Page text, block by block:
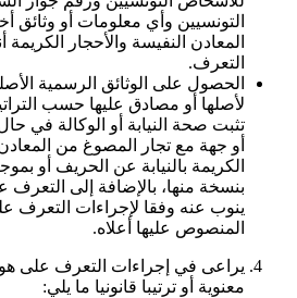
التونسيين وأي معلومات أو
المعادن النفيسة والأحجار الكريمة
التعرف.
الحصول على الوثائق الرسمية
لأصلها أو مصادق عليها حسب
تثبت صحة النيابة أو الوكالة
أو جهة مع تجار المصوغ من المعادن
الكريمة بالنيابة عن الحريف أو
بنسخة منها، بالإضافة إلى
ينوب عنه وفقا لإجراءات التعرف
المنصوص عليها أعلاه.
يراعى في إجراءات التعرف على
معنوية أو ترتيبا قانونيا ما يلي: